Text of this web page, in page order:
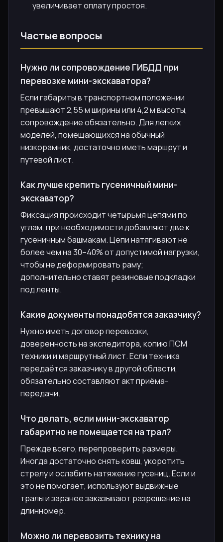
увеличивает оплату простоя.
Частые вопросы
Нужно ли сопровождение ГИБДД при
перевозке мини-экскаватора?
Если габариты в транспортном положении
превышают 2,55 м ширины или 4,2 м высоты,
сопровождение обязательно. Для легких
моделей, помещающихся на обычный
низкорамник, достаточно иметь маршрут и
путевой лист.
Как лучше крепить гусеничный мини-
экскаватор?
Фиксация происходит четырьмя цепями по
углам, при необходимости добавляют две к
гусеничным башмакам. Цепи натягивают не
более чем на 30–40% от допустимой нагрузки,
чтобы не деформировать раму;
дополнительно ставят резиновые подкладки
под ленты.
Какие документы понадобятся заказчику?
Нужно иметь договор перевозки,
доверенность на экспедитора, копию ПСМ
техники и маршрутный лист. Если техника
передаётся заказчику в другой области,
обязательно составляют акт приёма-
передачи.
Что делать, если мини-экскаватор
габаритно не помещается на трал?
Прежде всего, перепроверить размеры.
Иногда достаточно снять ковш, укоротить
стрелу и ослабить натяжение гусениц. Если и
это не помогает, используют выдвижные
тралы и заранее заказывают разрешение на
длинномер.
Можно ли перевозить технику на